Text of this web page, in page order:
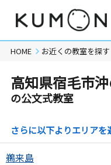
HOME お近くの教室を探す
高知県宿毛市
の公文式教室
さらに以下よりエリアを
鵜来島